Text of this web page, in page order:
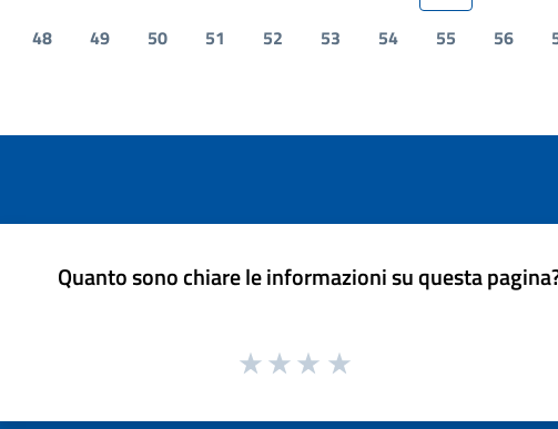
48 49 50 51 52 53 54 55 56
Quanto sono chiare le informazioni su questa